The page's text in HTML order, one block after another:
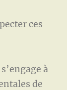
ces
à
de